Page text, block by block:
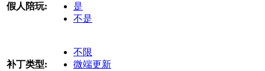
假人陪玩:
是
不是
补丁类型:
不限
微端更新